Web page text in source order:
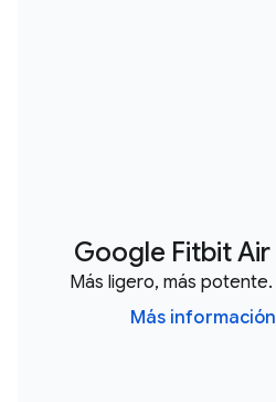
Google Fitbit Air
Más ligero, más potente.
Más información